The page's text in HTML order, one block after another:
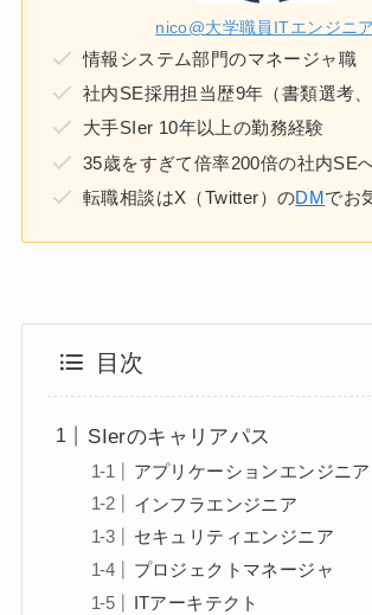
nico@大学職員ITエンジニア
情報システム部門のマネージャ職
社内SE採用担当歴9年（書類選考、
大手SIer 10年以上の勤務経験
35歳をすぎて倍率200倍の社内SE
転職相談はX（Twitter）のDMでお
目次
SIerのキャリアパス
アプリケーションエンジニア
インフラエンジニア
セキュリティエンジニア
プロジェクトマネージャ
ITアーキテクト